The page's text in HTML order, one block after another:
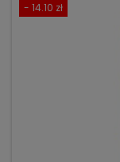
- 14.10 zł